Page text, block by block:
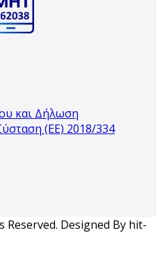
και Δήλωση
(ΕΕ) 2018/334
Reserved. Designed By hit-